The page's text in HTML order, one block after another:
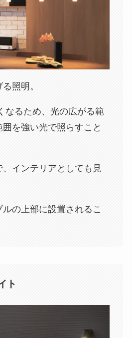
照明。
なるため、光の広がる範
を強い光で照らすこと
インテリアとしても見
の上部に設置されるこ
ト